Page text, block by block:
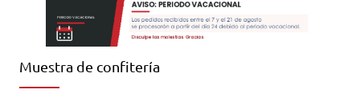
Muestra de confitería